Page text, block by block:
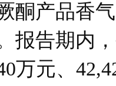
酮产品香
报告期内
万元、